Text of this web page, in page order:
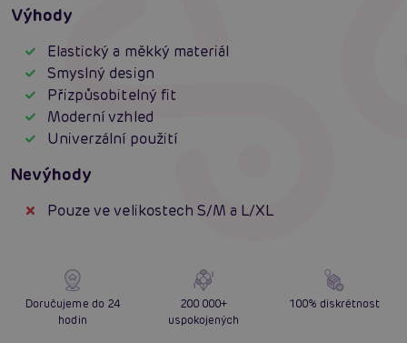
Výhody
Elastický a měkký materiál
Smyslný design
Přizpůsobitelný fit
Moderní vzhled
Univerzální použití
Nevýhody
Pouze ve velikostech S/M a L/XL
Doručujeme do 24
hodin
200 000+
uspokojených
100% diskrétnost